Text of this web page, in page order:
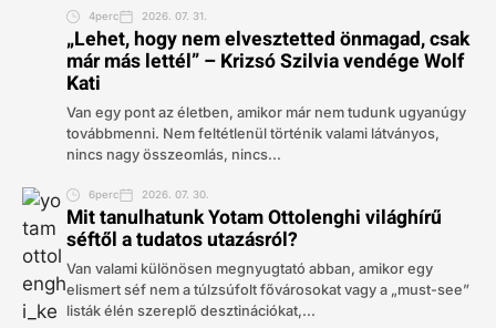
4perc 2026. 07. 31.
„Lehet, hogy nem elvesztetted önmagad, csak
már más lettél” – Krizsó Szilvia vendége Wolf
Kati
Van egy pont az életben, amikor már nem tudunk ugyanúgy
továbbmenni. Nem feltétlenül történik valami látványos,
nincs nagy összeomlás, nincs...
6perc 2026. 07. 30.
Mit tanulhatunk Yotam Ottolenghi világhírű
séftől a tudatos utazásról?
Van valami különösen megnyugtató abban, amikor egy
elismert séf nem a túlzsúfolt fővárosokat vagy a „must-see”
listák élén szereplő desztinációkat,...